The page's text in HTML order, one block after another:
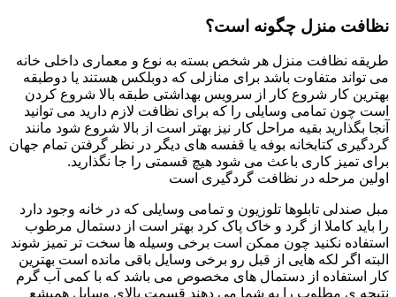
نظافت منزل چگونه است؟
طریقه نظافت منزل هر شخص بسته به نوع و معماری داخلی خانه
می تواند متفاوت باشد برای منازلی که دوبلکس هستند یا دوطبقه
بهترین کار شروع کار از سرویس بهداشتی طبقه بالا شروع کردن
است چون تمامی وسایلی را که برای نظافت لازم دارید می توانید
آنجا بگذارید بقیه مراحل کار نیز بهتر است از بالا شروع شود مانند
گردگیری کتابخانه بوفه یا قفسه های دیگر در نظر گرفتن تمام جهان
برای تمیز کاری باعث می شود هیچ قسمتی را جا نگذارید.
اولین مرحله در نظافت گردگیری است
مبل صندلی تابلوها تلوزیون و تمامی وسایلی که در خانه وجود دارد
را باید کاملا از گرد و خاک پاک کرد بهتر است از دستمال مرطوب
استفاده نکنید چون ممکن است برخی وسیله ها سخت تر تمیز شوند
البته اگر لکه هایی از قبل رو برخی وسایل باقی مانده است بهترین
کار استفاده از دستمال های مخصوص می باشد که با کمی آب گرم
نتیجه ی مطلوب را به شما می دهند قسمت بالای وسایل همیشع